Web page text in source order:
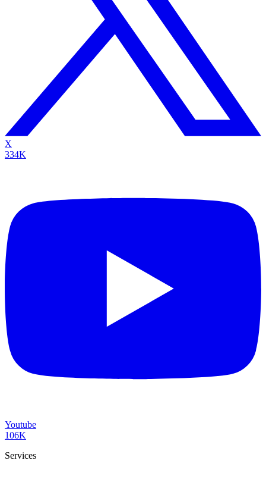
X
334K
Youtube
106K
Services